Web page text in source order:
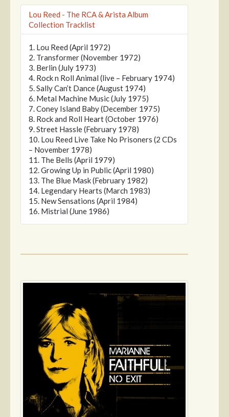
Lou Reed - The RCA & Arista Album
Collection Tracklist
1. Lou Reed (April 1972)
2. Transformer (November 1972)
3. Berlin (July 1973)
4. Rock n Roll Animal (live – February 1974)
5. Sally Can’t Dance (August 1974)
6. Metal Machine Music (July 1975)
7. Coney Island Baby (December 1975)
8. Rock and Roll Heart (October 1976)
9. Street Hassle (February 1978)
10. Lou Reed Live Take No Prisoners (2 CDs
– November 1978)
11. The Bells (April 1979)
12. Growing Up in Public (April 1980)
13. The Blue Mask (February 1982)
14. Legendary Hearts (March 1983)
15. New Sensations (April 1984)
16. Mistrial (June 1986)